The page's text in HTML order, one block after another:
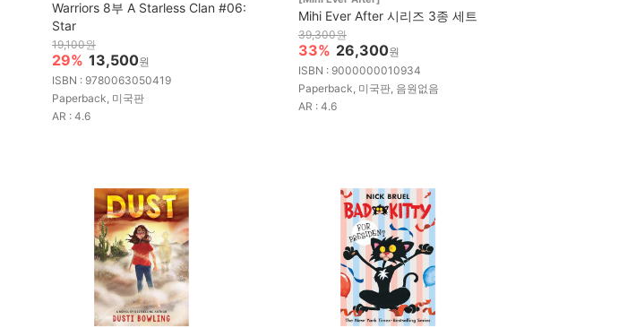
Warriors 8부 A Starless Clan #06:
Star
19,100원
29% 13,500원
ISBN : 9780063050419
Paperback, 미국판
AR : 4.6
Mihi Ever After 시리즈 3종 세트
39,300원
33% 26,300원
ISBN : 9000000010934
Paperback, 미국판, 음원없음
AR : 4.6